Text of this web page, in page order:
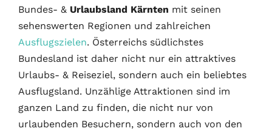
Bundes- & Urlaubsland Kärnten mit seinen
sehenswerten Regionen und zahlreichen
Ausflugszielen. Österreichs südlichstes
Bundesland ist daher nicht nur ein attraktives
Urlaubs- & Reiseziel, sondern auch ein beliebtes
Ausflugsland. Unzählige Attraktionen sind im
ganzen Land zu finden, die nicht nur von
urlaubenden Besuchern, sondern auch von den